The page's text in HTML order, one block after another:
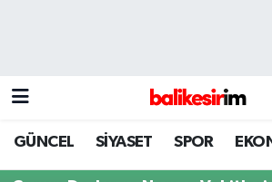
GÜNCEL SİYASET SPOR